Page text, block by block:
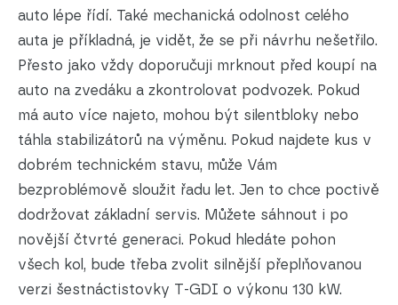
auto lépe řídí. Také mechanická odolnost celého
auta je příkladná, je vidět, že se při návrhu nešetřilo.
Přesto jako vždy doporučuji mrknout před koupí na
auto na zvedáku a zkontrolovat podvozek. Pokud
má auto více najeto, mohou být silentbloky nebo
táhla stabilizátorů na výměnu. Pokud najdete kus v
dobrém technickém stavu, může Vám
bezproblémově sloužit řadu let. Jen to chce poctivě
dodržovat základní servis. Můžete sáhnout i po
novější čtvrté generaci. Pokud hledáte pohon
všech kol, bude třeba zvolit silnější přeplňovanou
verzi šestnáctistovky T-GDI o výkonu 130 kW.